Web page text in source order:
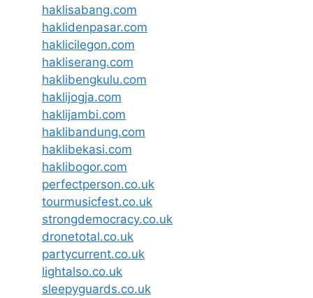
haklisabang.com
haklidenpasar.com
haklicilegon.com
hakliserang.com
haklibengkulu.com
haklijogja.com
haklijambi.com
haklibandung.com
haklibekasi.com
haklibogor.com
perfectperson.co.uk
tourmusicfest.co.uk
strongdemocracy.co.uk
dronetotal.co.uk
partycurrent.co.uk
lightalso.co.uk
sleepyguards.co.uk